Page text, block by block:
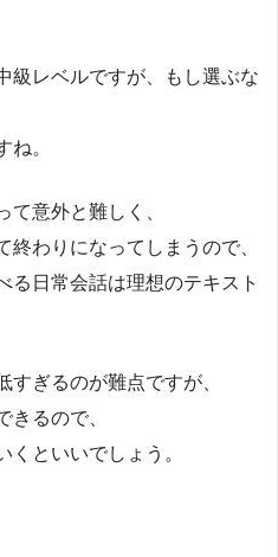
級レベルですが、もし選ぶな
ね。
て意外と難しく、
わりになってしまうので、
る日常会話は理想のテキスト
すぎるのが難点ですが、
きるので、
くといいでしょう。